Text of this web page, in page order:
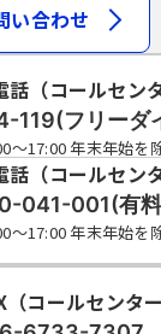
い合わせ
話（コールセンタ
119(フリーダ
～17:00 年末年始を
話（コールセンタ
041-001(有
～17:00 年末年始を
（コールセンター